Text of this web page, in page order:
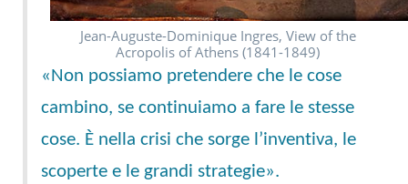
Jean-Auguste-Dominique Ingres, View of the
Acropolis of Athens (1841-1849)
«Non possiamo pretendere che le cose
cambino, se continuiamo a fare le stesse
cose. È nella crisi che sorge l’inventiva, le
scoperte e le grandi strategie».